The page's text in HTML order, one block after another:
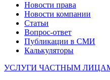
Новости права
Новости компании
Статьи
Вопрос-ответ
Публикации в СМИ
Калькуляторы
УСЛУГИ ЧАСТНЫМ